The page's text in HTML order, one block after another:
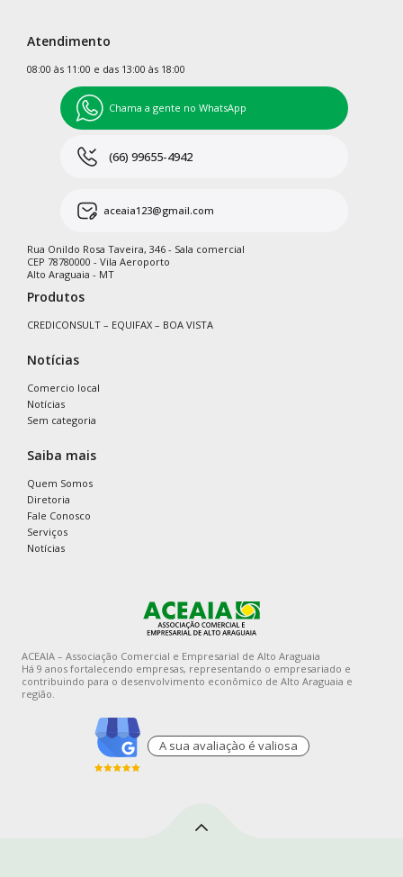
Atendimento
08:00 às 11:00 e das 13:00 às 18:00
Chama a gente no WhatsApp
(66) 99655-4942
aceaia123@gmail.com
Rua Onildo Rosa Taveira, 346 - Sala comercial
CEP 78780000 - Vila Aeroporto
Alto Araguaia - MT
Produtos
CREDICONSULT – EQUIFAX – BOA VISTA
Notícias
Comercio local
Notícias
Sem categoria
Saiba mais
Quem Somos
Diretoria
Fale Conosco
Serviços
Notícias
ACEAIA – Associação Comercial e Empresarial de Alto Araguaia
Há 9 anos fortalecendo empresas, representando o empresariado e
contribuindo para o desenvolvimento econômico de Alto Araguaia e
região.
A sua avaliaçào é valiosa